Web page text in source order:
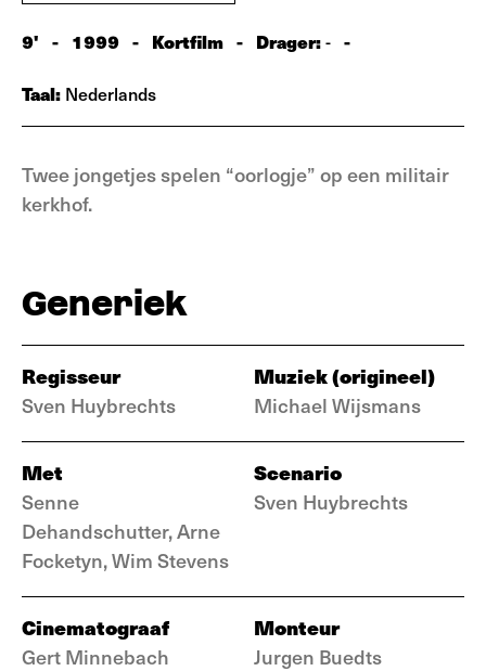
9' - 1999 - Kortfilm - Drager:- -
Taal: Nederlands
Twee jongetjes spelen “oorlogje” op een militair
kerkhof.
Generiek
Regisseur
Sven Huybrechts
Muziek (origineel)
Michael Wijsmans
Met
Senne
Dehandschutter, Arne
Focketyn, Wim Stevens
Scenario
Sven Huybrechts
Cinematograaf
Gert Minnebach
Monteur
Jurgen Buedts